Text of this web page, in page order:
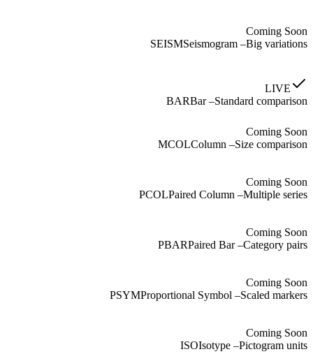
Coming Soon
SEISMSeismogram –Big variations
LIVE
BARBar–Standard comparison
Coming Soon
MCOLColumn –Size comparison
Coming Soon
PCOLPaired Column –Multiple series
Coming Soon
PBARPaired Bar–Category pairs
Coming Soon
PSYMProportional Symbol –Scaled markers
Coming Soon
ISOIsotype –Pictogram units